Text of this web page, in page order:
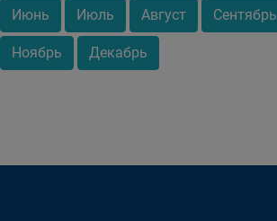
Июнь Июль Август Сентябрь
Ноябрь Декабрь